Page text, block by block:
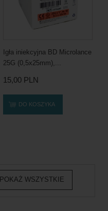
Igła iniekcyjna BD Microlance
25G (0,5x25mm),...
15,00 PLN
DO KOSZYKA
POKAŻ WSZYSTKIE